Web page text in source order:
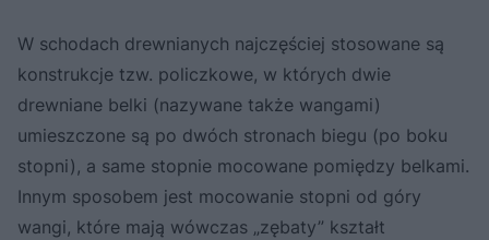
W schodach drewnianych najczęściej stosowane są
konstrukcje tzw. policzkowe, w których dwie
drewniane belki (nazywane także wangami)
umieszczone są po dwóch stronach biegu (po boku
stopni), a same stopnie mocowane pomiędzy belkami.
Innym sposobem jest mocowanie stopni od góry
wangi, które mają wówczas „zębaty” kształt